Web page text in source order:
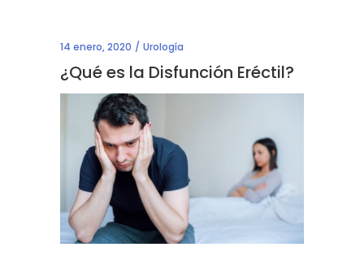
14 enero, 2020 Urología
¿Qué es la Disfunción Eréctil?